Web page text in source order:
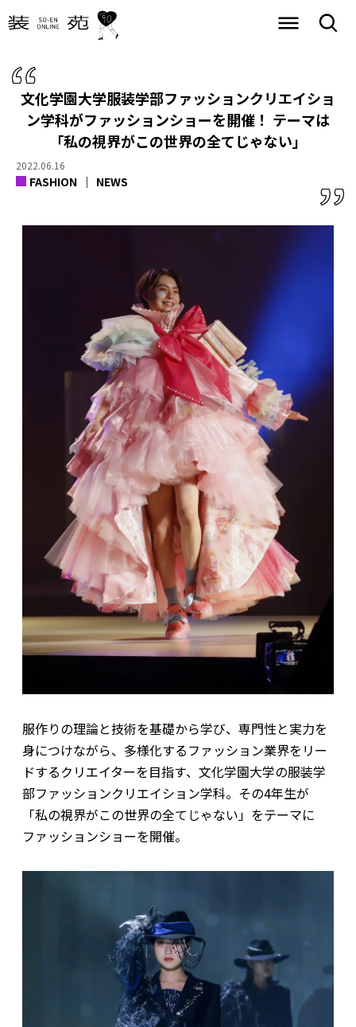
文化学園大学服装学部ファッションクリエイショ
ン学科がファッションショーを開催！ テーマは
「私の視界がこの世界の全てじゃない」
2022.06.16
FASHION NEWS
服作りの理論と技術を基礎から学び、専門性と実力を
身につけながら、多様化するファッション業界をリー
ドするクリエイターを目指す、文化学園大学の服装学
部ファッションクリエイション学科。その4年生が
「私の視界がこの世界の全てじゃない」をテーマに
ファッションショーを開催。